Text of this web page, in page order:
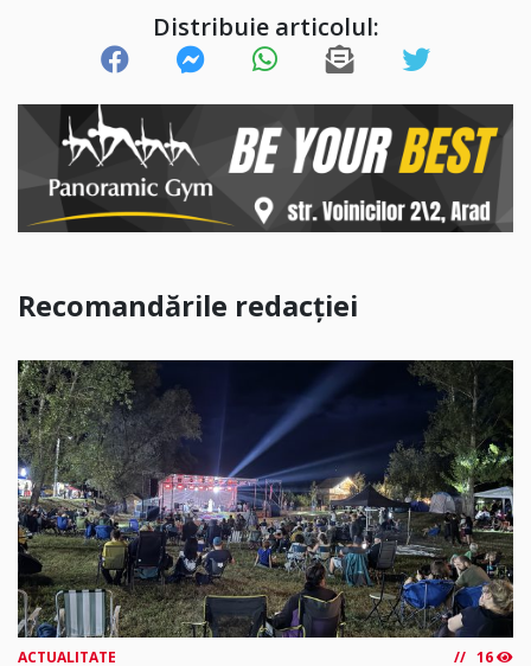
Distribuie articolul:
Recomandările redacției
ACTUALITATE 16